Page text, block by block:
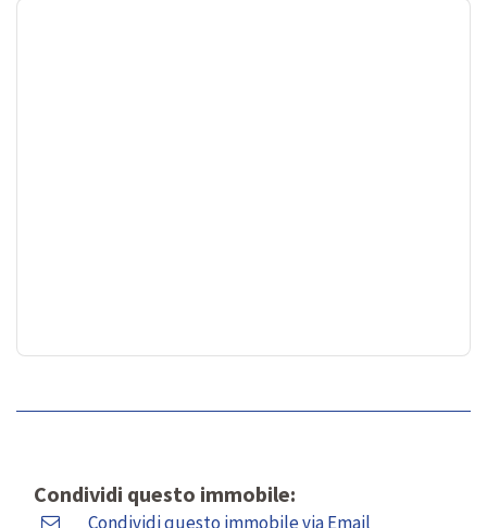
Condividi questo immobile:
Condividi questo immobile via Email